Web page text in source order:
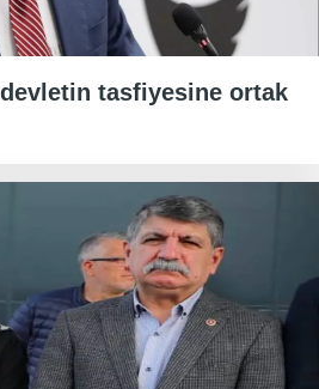
tasfiyesine ortak